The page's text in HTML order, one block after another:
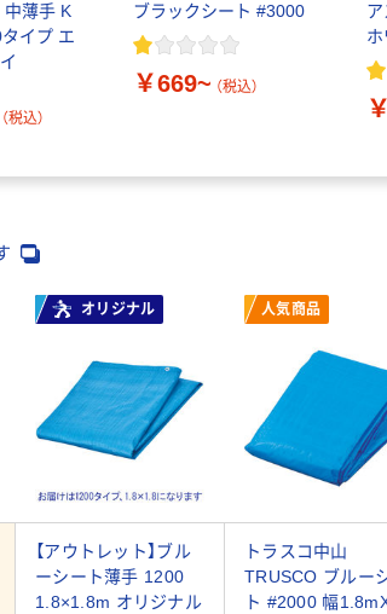
中薄手 K
イプ エ
（税込）
ブラックシート #3000
￥669~ （税込）
オリジナル 人気商品
【アウトレット】ブル
ーシート薄手 1200
1.8×1.8m オリジナル
トラスコ中山
TRUSCO ブルー
ト #2000 幅